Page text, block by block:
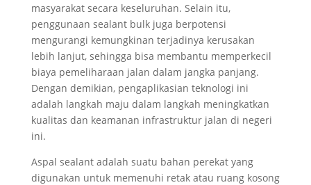
masyarakat secara keseluruhan. Selain itu,
penggunaan sealant bulk juga berpotensi
mengurangi kemungkinan terjadinya kerusakan
lebih lanjut, sehingga bisa membantu memperkecil
biaya pemeliharaan jalan dalam jangka panjang.
Dengan demikian, pengaplikasian teknologi ini
adalah langkah maju dalam langkah meningkatkan
kualitas dan keamanan infrastruktur jalan di negeri
ini.
Aspal sealant adalah suatu bahan perekat yang
digunakan untuk memenuhi retak atau ruang kosong